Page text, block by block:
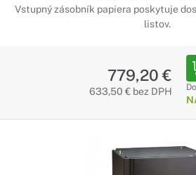
Vstupný zásobník papiera poskytuje
listov.
779,20 €
633,50 € bez DPH